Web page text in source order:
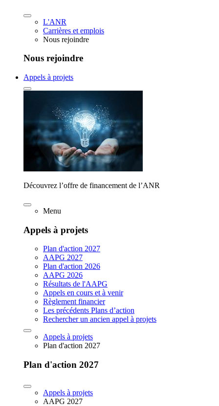
L'ANR
Carrières et emplois
Nous rejoindre
Nous rejoindre
Appels à projets
Découvrez l’offre de financement de l’ANR
Menu
Appels à projets
Plan d'action 2027
AAPG 2027
Plan d'action 2026
AAPG 2026
Résultats de l'AAPG
Appels en cours et à venir
Règlement financier
Les précédents Plans d’action
Rechercher un ancien appel à projets
Appels à projets
Plan d'action 2027
Plan d'action 2027
Appels à projets
AAPG 2027